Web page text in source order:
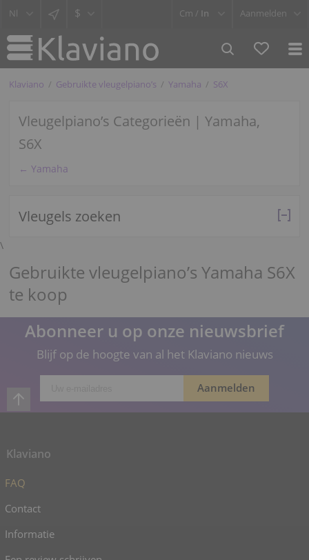
$ Cm / In Aanmelden
Klaviano Gebruikte vleugelpiano’s Yamaha S6X
Vleugelpiano’s Categorieën | Yamaha,
S6X
← Yamaha
Vleugels zoeken
\
Gebruikte vleugelpiano’s Yamaha S6X
te koop
Abonneer u op onze nieuwsbrief
Blijf op de hoogte van al het Klaviano nieuws
Klaviano
FAQ
Contact
Informatie